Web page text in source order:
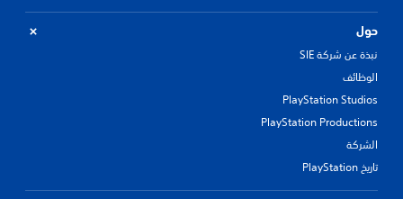
حول
نبذة عن شركة SIE
الوظائف
PlayStation Studios
PlayStation Productions
الشركة
تاريخ PlayStation